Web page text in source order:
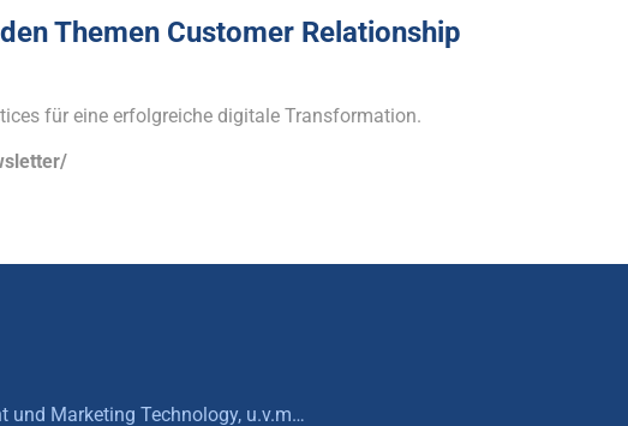
Themen Customer Relationship
für eine erfolgreiche digitale Transformation.
und Marketing Technology, u.v.m…